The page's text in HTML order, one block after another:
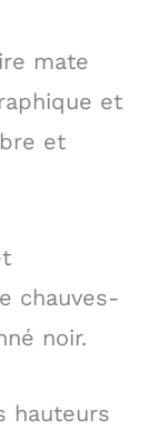
mate
et
et
chauves-
noir.
hauteurs